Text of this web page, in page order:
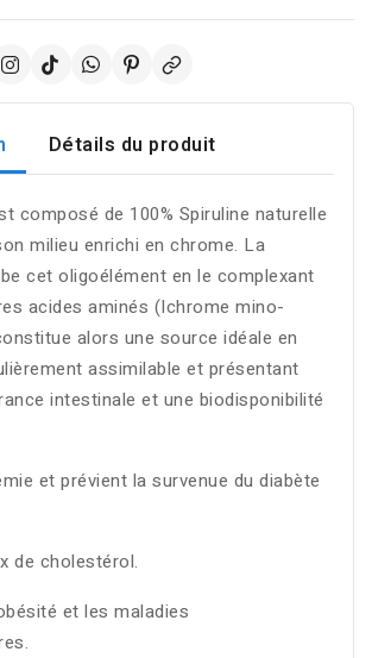
Détails du produit
composé de 100% Spiruline naturelle
milieu enrichi en chrome. La
cet oligoélément en le complexant
acides aminés (Ichrome mino-
alors une source idéale en
assimilable et présentant
intestinale et une biodisponibilité
et prévient la survenue du diabète
de cholestérol.
et les maladies